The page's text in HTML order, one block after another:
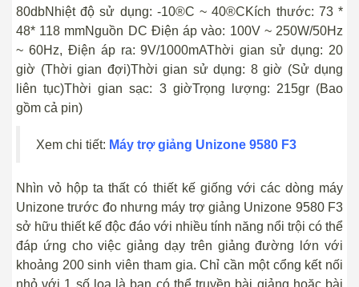
80dbNhiệt độ sử dụng: -10®C ~ 40®CKích thước: 73 *
48* 118 mmNguồn DC Điện áp vào: 100V ~ 250W/50Hz
~ 60Hz, Điện áp ra: 9V/1000mAThời gian sử dụng: 20
giờ (Thời gian đợi)Thời gian sử dụng: 8 giờ (Sử dụng
liên tục)Thời gian sạc: 3 giờTrọng lượng: 215gr (Bao
gồm cả pin)
Xem chi tiết: Máy trợ giảng Unizone 9580 F3
Nhìn vỏ hộp ta thất có thiết kế giống với các dòng máy
Unizone trước đo nhưng máy trợ giảng Unizone 9580 F3
sở hữu thiết kế độc đáo với nhiều tính năng nổi trội có thể
đáp ứng cho việc giảng dạy trên giảng đường lớn với
khoảng 200 sinh viên tham gia. Chỉ cần một cổng kết nối
nhỏ với 1 số loa là bạn có thể truyền bài giảng hoặc bài